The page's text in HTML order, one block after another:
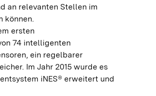
an relevanten Stellen im
können.
ersten
74 intelligenten
ein regelbarer
Im Jahr 2015 wurde es
iNES® erweitert und